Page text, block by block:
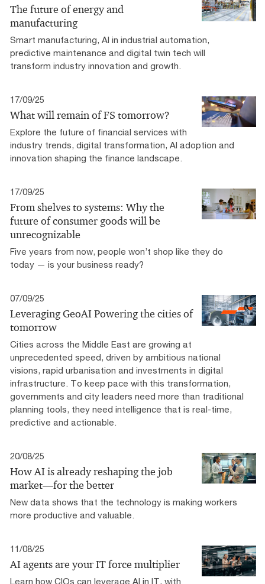
The future of energy and
manufacturing
Smart manufacturing, AI in industrial automation,
predictive maintenance and digital twin tech will
transform industry innovation and growth.
17/09/25
What will remain of FS tomorrow?
Explore the future of financial services with
industry trends, digital transformation, AI adoption and
innovation shaping the finance landscape.
17/09/25
From shelves to systems: Why the
future of consumer goods will be
unrecognizable
Five years from now, people won’t shop like they do
today — is your business ready?
07/09/25
Leveraging GeoAI Powering the cities of
tomorrow
Cities across the Middle East are growing at
unprecedented speed, driven by ambitious national
visions, rapid urbanisation and investments in digital
infrastructure. To keep pace with this transformation,
governments and city leaders need more than traditional
planning tools, they need intelligence that is real-time,
predictive and actionable.
20/08/25
How AI is already reshaping the job
market—for the better
New data shows that the technology is making workers
more productive and valuable.
11/08/25
AI agents are your IT force multiplier
Learn how CIOs can leverage AI in IT, with